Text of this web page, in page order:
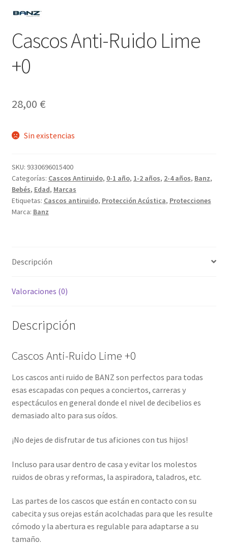
Cascos Anti-Ruido Lime
+0
28,00 €
Sin existencias
SKU: 9330696015400
Categorías: Cascos Antiruido, 0-1 año, 1-2 años, 2-4 años, Banz,
Bebés, Edad, Marcas
Etiquetas: Cascos antiruido, Protección Acústica, Protecciones
Marca: Banz
Descripción
Valoraciones (0)
Descripción
Cascos Anti-Ruido Lime +0
Los cascos anti ruido de BANZ son perfectos para todas
esas escapadas con peques a conciertos, carreras y
espectáculos en general donde el nivel de decibelios es
demasiado alto para sus oídos.
¡No dejes de disfrutar de tus aficiones con tus hijos!
Incluso para usar dentro de casa y evitar los molestos
ruidos de obras y reformas, la aspiradora, taladros, etc.
Las partes de los cascos que están en contacto con su
cabecita y sus orejas están acolchadas para que les resulte
cómodo y la abertura es regulable para adaptarse a su
tamaño.